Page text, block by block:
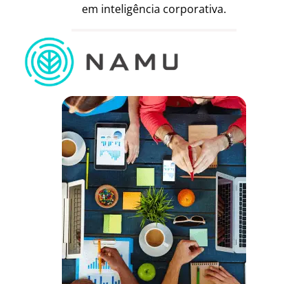
em inteligência corporativa.